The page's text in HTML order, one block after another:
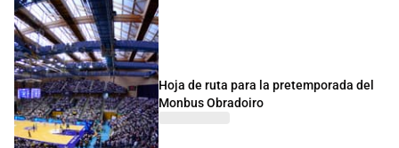
Hoja de ruta para la pretemporada del
Monbus Obradoiro